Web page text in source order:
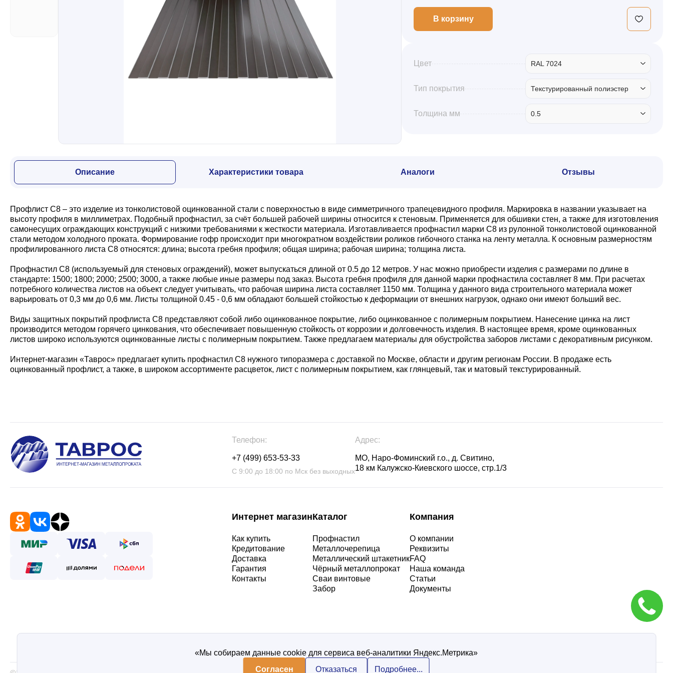
В корзину
Цвет RAL 7024
Тип покрытия Текстурированный полиэстер
Толщина мм 0.5
Описание Характеристики товара Аналоги Отзывы
Профлист С8 – это изделие из тонколистовой оцинкованной стали с поверхностью в виде симметричного трапецевидного профиля. Маркировка в названии указывает на
высоту профиля в миллиметрах. Подобный профнастил, за счёт большей рабочей ширины относится к стеновым. Применяется для обшивки стен, а также для изготовления
самонесущих ограждающих конструкций с низкими требованиями к жесткости материала. Изготавливается профнастил марки С8 из рулонной тонколистовой оцинкованной
стали методом холодного проката. Формирование гофр происходит при многократном воздействии роликов гибочного станка на ленту металла. К основным размерностям
профилированного листа С8 относятся: длина; высота гребня профиля; общая ширина; рабочая ширина; толщина листа.
Профнастил С8 (используемый для стеновых ограждений), может выпускаться длиной от 0.5 до 12 метров. У нас можно приобрести изделия с размерами по длине в
стандарте: 1500; 1800; 2000; 2500; 3000, а также любые иные размеры под заказ. Высота гребня профиля для данной марки профнастила составляет 8 мм. При расчетах
потребного количества листов на объект следует учитывать, что рабочая ширина листа составляет 1150 мм. Толщина у данного вида строительного материала может
варьировать от 0,3 мм до 0,6 мм. Листы толщиной 0.45 - 0,6 мм обладают большей стойкостью к деформации от внешних нагрузок, однако они имеют больший вес.
Виды защитных покрытий профлиста С8 представляют собой либо оцинкованное покрытие, либо оцинкованное с полимерным покрытием. Нанесение цинка на лист
производится методом горячего цинкования, что обеспечивает повышенную стойкость от коррозии и долговечность изделия. В настоящее время, кроме оцинкованных
листов широко используются оцинкованные листы с полимерным покрытием. Также предлагаем материалы для обустройства заборов листами с декоративным рисунком.
Интернет-магазин «Таврос» предлагает купить профнастил С8 нужного типоразмера с доставкой по Москве, области и другим регионам России. В продаже есть
оцинкованный профлист, а также, в широком ассортименте расцветок, лист с полимерным покрытием, как глянцевый, так и матовый текстурированный.
Телефон:
+7 (499) 653-53-33
С 9:00 до 18:00 по Мск без выходных
Адрес:
МО, Наро-Фоминский г.о., д. Свитино,
18 км Калужско-Киевского шоссе, стр.1/3
Интернет магазин
Как купить
Кредитование
Доставка
Гарантия
Контакты
Каталог
Профнастил
Металлочерепица
Металлический штакетник
Чёрный металлопрокат
Сваи винтовые
Забор
Компания
О компании
Реквизиты
FAQ
Наша команда
Статьи
Документы
«Мы собираем данные cookie для сервиса веб-аналитики Яндекс.Метрика»
Согласен
Отказаться Подробнее...